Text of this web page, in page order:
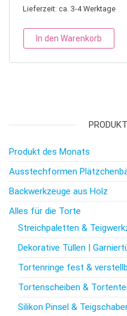
Lieferzeit: ca. 3-4 Werktage
In den Warenkorb
Produkt des Monats
Ausstechformen
Backwerkzeuge aus Holz
Alles für die Torte
Streichpaletten &
Dekorative Tüllen |
Tortenringe fest &
Tortenscheiben &
Silikon Pinsel &